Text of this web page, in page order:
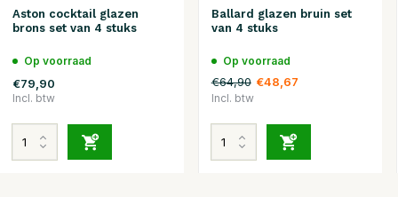
Aston cocktail glazen
brons set van 4 stuks
Op voorraad
€79,90
Incl. btw
Ballard glazen bruin set
van 4 stuks
Op voorraad
€64,90 €48,67
Incl. btw